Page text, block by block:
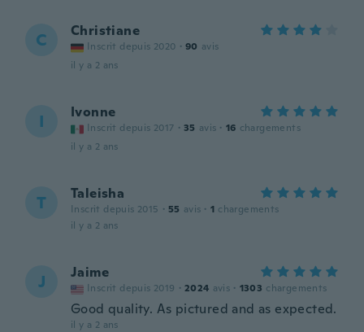
C Christiane
Inscrit depuis 2020 · 90 avis
il y a 2 ans
I Ivonne
Inscrit depuis 2017 · 35 avis · 16 chargements
il y a 2 ans
T Taleisha
Inscrit depuis 2015 · 55 avis · 1 chargements
il y a 2 ans
J Jaime
Inscrit depuis 2019 · 2024 avis · 1303 chargements
Good quality. As pictured and as expected.
il y a 2 ans